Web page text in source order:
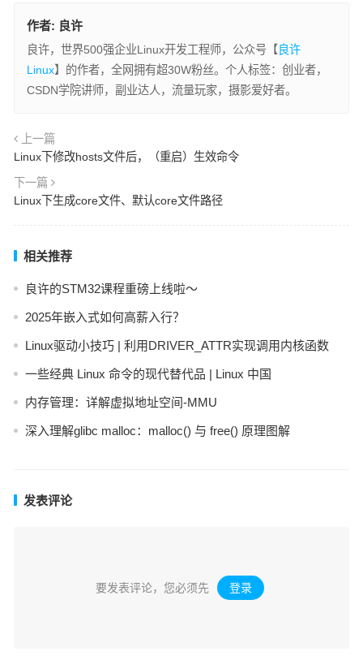
作者: 良许
良许，世界500强企业Linux开发工程师，公众号【 良许
Linux】的作者，全网拥有超30W粉丝。个人标签：创业者，
CSDN学院讲师，副业达人，流量玩家，摄影爱好者。
上一篇
Linux下修改hosts文件后，（重启）生效命令
下一篇
Linux下生成core文件、默认core文件路径
相关推荐
良许的STM32课程重磅上线啦～
2025年嵌入式如何高薪入行？
Linux驱动小技巧 | 利用DRIVER_ATTR实现调用内核函数
一些经典 Linux 命令的现代替代品 | Linux 中国
内存管理：详解虚拟地址空间-MMU
深入理解glibc malloc：malloc() 与 free() 原理图解
发表评论
要发表评论，您必须先 登录 。